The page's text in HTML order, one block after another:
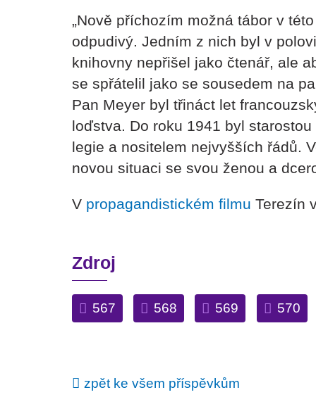
„Nově příchozím možná tábor v
odpudivý. Jedním z nich byl v
knihovny nepřišel jako čtenář, ale
se spřátelil jako se sousedem na
Pan Meyer byl třináct let
loďstva. Do roku 1941 byl
legie a nositelem nejvyšších řádů.
novou situaci se svou ženou a
V propagandistickém filmu Terezín
Zdroj
567 568 569 570
zpět ke všem příspěvkům